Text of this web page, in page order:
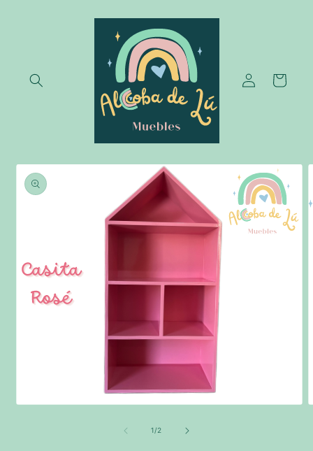
Iniciar
sesión
Carrito
directamente
información
1/de
2